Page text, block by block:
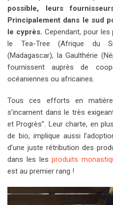
possible, leurs
Principalement dans le sud
le cyprès. Cependant, pour
le Tea-Tree (Afrique du
(Madagascar), la Gaulthérie
fournissent auprès de
océaniennes ou africaines.
Tous ces efforts en
s’incarnent dans le très
et Progrès”. Leur charte, en
de bio, implique aussi
d’une juste rétribution des
dans les lesproduits
est au premier rang !